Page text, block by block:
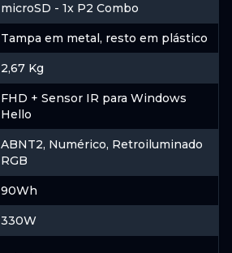
microSD - 1x P2 Combo
Tampa em metal, resto em plástico
2,67 Kg
FHD + Sensor IR para Windows
Hello
ABNT2, Numérico, Retroiluminado
RGB
90Wh
330W